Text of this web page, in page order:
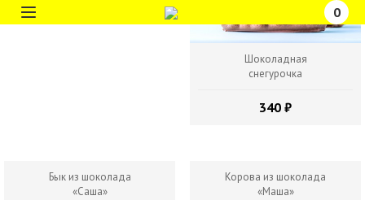
Шоколадная
снегурочка
340 ₽
Бык из шоколада
«Саша»
Корова из шоколада
«Маша»